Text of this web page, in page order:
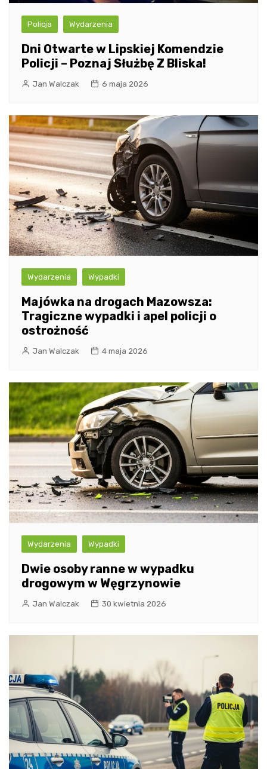
Policja Wydarzenia
Dni Otwarte w Lipskiej Komendzie
Policji – Poznaj Służbę Z Bliska!
Jan Walczak 6 maja 2026
Wydarzenia Wypadki
Majówka na drogach Mazowsza:
Tragiczne wypadki i apel policji o
ostrożność
Jan Walczak 4 maja 2026
Wydarzenia Wypadki
Dwie osoby ranne w wypadku
drogowym w Węgrzynowie
Jan Walczak 30 kwietnia 2026